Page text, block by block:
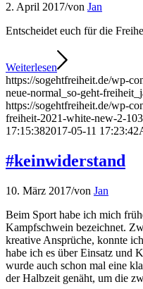
2. April 2017/von Jan
Entscheidet euch für die
Weiterlesen
https://sogehtfreiheit.de/wp-
neue-normal_so-geht-
https://sogehtfreiheit.de/wp-
freiheit-2021-white-new-2-
17:15:382017-05-11 17:23:42
#keinwiderstand
10. März 2017/von Jan
Beim Sport habe ich mich
Kampfschwein bezeichnet.
kreative Ansprüche, konnte
habe ich es über Einsatz und
wurde auch schon mal eine
der Halbzeit genäht, um die